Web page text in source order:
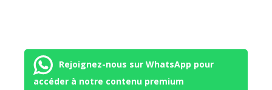
Rejoignez-nous sur WhatsApp pour
accéder à notre contenu premium